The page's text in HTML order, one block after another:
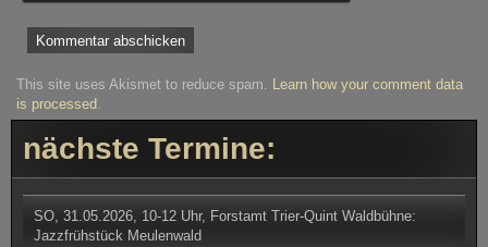
This site uses Akismet to reduce spam. Learn how your comment data
is processed.
nächste Termine:
SO, 31.05.2026, 10-12 Uhr, Forstamt Trier-Quint Waldbühne:
Jazzfrühstück Meulenwald